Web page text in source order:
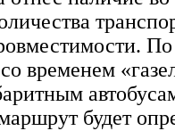
временем
будет